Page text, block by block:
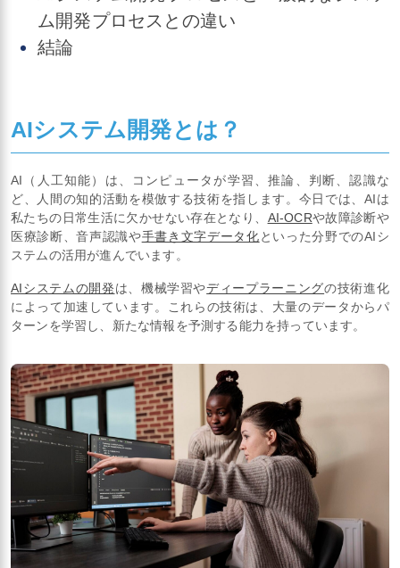
ム開発プロセスとの違い
結論
AIシステム開発とは？
AI（人工知能）は、コンピュータが学習、推論、判断、認識な
ど、人間の知的活動を模倣する技術を指します。今日では、AIは
私たちの日常生活に欠かせない存在となり、 AI-OCRや故障診断や
医療診断、音声認識や手書き文字データ化といった分野でのAIシ
ステムの活用が進んでいます。
AIシステムの開発は、機械学習やディープラーニングの技術進化
によって加速しています。これらの技術は、大量のデータからパ
ターンを学習し、新たな情報を予測する能力を持っています。